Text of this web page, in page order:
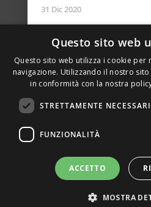
31 Dic 2020
DELLA TORRE, 15 –
SITO REALIZZATO DA
PARTNER
Questo sito web
Questo sito web utilizza i cookie per
navigazione. Utilizzando il nostro
in conformità con la nostra
STRETTAMENTE NECESSARI
FUNZIONALITÀ
ACCETTO
MOSTRA